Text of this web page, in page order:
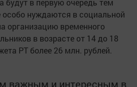
будут в первую очередь тем
нуждаются в социальной
организацию временного
в возрасте от 14 до 18
РТ более 26 млн. рублей.
важным и интересным в